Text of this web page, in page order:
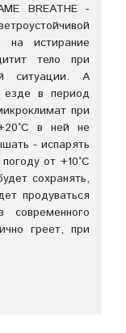
BREATHE -
на истирание
тело при
ситуации. А
в период
при
в ней не
- испарять
от +10°C
сохранять,
продуваться
греет, при